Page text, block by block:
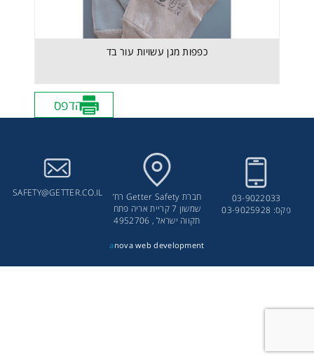
כפפות מגן עשויות עור בד
הדפס
03-9022033
פקס: 03-9025928
חברת Getter Safety רח’
שמשון 7 קריית אריה פתח
תקווה ישראל , 4952706
SAFETY@GETTER.CO.IL
a nova web development
כפפת IMPACT, לעבודה בסביבה אגרסיבית, דגם 850